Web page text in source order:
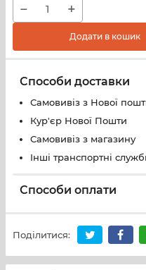
− +
Додати в кошик
Способи доставки
Самовивіз з Нової
Кур'єр Нової Пошти
Самовивіз з магазину
Інші транспортні
Способи оплати
Поділитися: